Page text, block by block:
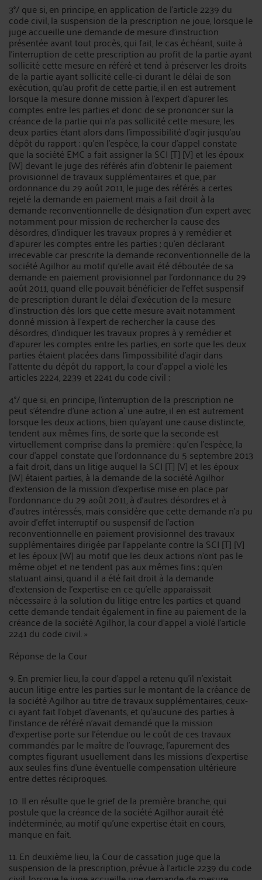
3°/ que si, en principe, en application de l'article 2239 du
code civil, la suspension de la prescription ne joue, lorsque le
juge accueille une demande de mesure d'instruction
présentée avant tout procès, qui fait, le cas échéant, suite à
l'interruption de cette prescription au profit de la partie ayant
sollicité cette mesure en référé et tend à préserver les droits
de la partie ayant sollicité celle-ci durant le délai de son
exécution, qu'au profit de cette partie, il en est autrement
lorsque la mesure donne mission à l'expert d'apurer les
comptes entre les parties et donc de se prononcer sur la
créance de la partie qui n'a pas sollicité cette mesure, les
deux parties étant alors dans l'impossibilité d'agir jusqu'au
dépôt du rapport ; qu'en l'espèce, la cour d'appel constate
que la société EMC a fait assigner la SCI [T] [V] et les époux
[W] devant le juge des référés afin d'obtenir le paiement
provisionnel de travaux supplémentaires et que, par
ordonnance du 29 août 2011, le juge des référés a certes
rejeté la demande en paiement mais a fait droit à la
demande reconventionnelle de désignation d'un expert avec
notamment pour mission de rechercher la cause des
désordres, d'indiquer les travaux propres à y remédier et
d'apurer les comptes entre les parties ; qu'en déclarant
irrecevable car prescrite la demande reconventionnelle de la
société Agilhor au motif qu'elle avait été déboutée de sa
demande en paiement provisionnel par l'ordonnance du 29
août 2011, quand elle pouvait bénéficier de l'effet suspensif
de prescription durant le délai d'exécution de la mesure
d'instruction dès lors que cette mesure avait notamment
donné mission à l'expert de rechercher la cause des
désordres, d'indiquer les travaux propres à y remédier et
d'apurer les comptes entre les parties, en sorte que les deux
parties étaient placées dans l'impossibilité d'agir dans
l'attente du dépôt du rapport, la cour d'appel a violé les
articles 2224, 2239 et 2241 du code civil ;
4°/ que si, en principe, l'interruption de la prescription ne
peut s'étendre d'une action a` une autre, il en est autrement
lorsque les deux actions, bien qu'ayant une cause distincte,
tendent aux mêmes fins, de sorte que la seconde est
virtuellement comprise dans la première ; qu'en l'espèce, la
cour d'appel constate que l'ordonnance du 5 septembre 2013
a fait droit, dans un litige auquel la SCI [T] [V] et les époux
[W] étaient parties, à la demande de la société Agilhor
d'extension de la mission d'expertise mise en place par
l'ordonnance du 29 août 2011, à d'autres désordres et à
d'autres intéressés, mais considère que cette demande n'a pu
avoir d'effet interruptif ou suspensif de l'action
reconventionnelle en paiement provisionnel des travaux
supplémentaires dirigée par l'appelante contre la SCI [T] [V]
et les époux [W] au motif que les deux actions n'ont pas le
même objet et ne tendent pas aux mêmes fins ; qu'en
statuant ainsi, quand il a été fait droit à la demande
d'extension de l'expertise en ce qu'elle apparaissait
nécessaire à la solution du litige entre les parties et quand
cette demande tendait également in fine au paiement de la
créance de la société Agilhor, la cour d'appel a violé l'article
2241 du code civil. »
Réponse de la Cour
9. En premier lieu, la cour d'appel a retenu qu'il n'existait
aucun litige entre les parties sur le montant de la créance de
la société Agilhor au titre de travaux supplémentaires, ceux-
ci ayant fait l'objet d'avenants, et qu'aucune des parties à
l'instance de référé n'avait demandé que la mission
d'expertise porte sur l'étendue ou le coût de ces travaux
commandés par le maître de l'ouvrage, l'apurement des
comptes figurant usuellement dans les missions d'expertise
aux seules fins d'une éventuelle compensation ultérieure
entre dettes réciproques.
10. Il en résulte que le grief de la première branche, qui
postule que la créance de la société Agilhor aurait été
indéterminée, au motif qu'une expertise était en cours,
manque en fait.
11. En deuxième lieu, la Cour de cassation juge que la
suspension de la prescription, prévue à l'article 2239 du code